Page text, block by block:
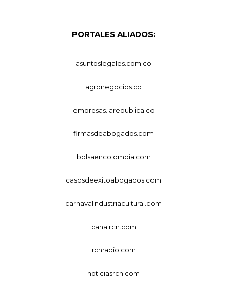
PORTALES ALIADOS:
asuntoslegales.com.co
agronegocios.co
empresas.larepublica.co
firmasdeabogados.com
bolsaencolombia.com
casosdeexitoabogados.com
carnavalindustriacultural.com
canalrcn.com
rcnradio.com
noticiasrcn.com